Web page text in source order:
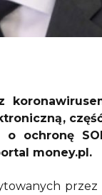
ochronę
money.pl.
przez